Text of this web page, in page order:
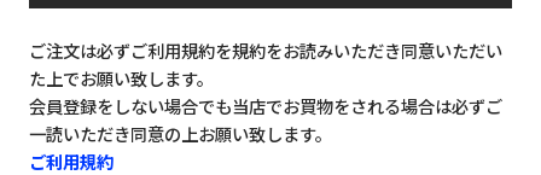
ご注文は必ずご利用規約を規約をお読みいただき同意いただい
た上でお願い致します。
会員登録をしない場合でも当店でお買物をされる場合は必ずご
一読いただき同意の上お願い致します。
ご利用規約